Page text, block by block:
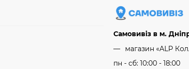
Самовивіз в м.
магазин «ALP
пн - сб: 10:00 - 18:00